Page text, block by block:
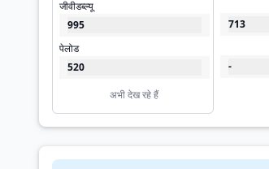
जीवीडब्ल्यू
995
पेलोड
520
अभी देख रहे हैं
713
-